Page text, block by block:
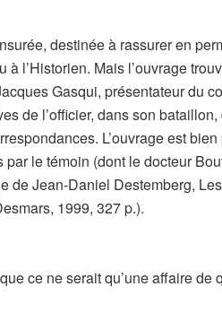
destinée à rassurer en
l’Historien. Mais l’ouvrage
Gasqui, présentateur du
de l’officier, dans son
L’ouvrage est
le témoin (dont le docteur
de Jean-Daniel Destemberg,
1999, 327 p.).
ce ne serait qu’une affaire de